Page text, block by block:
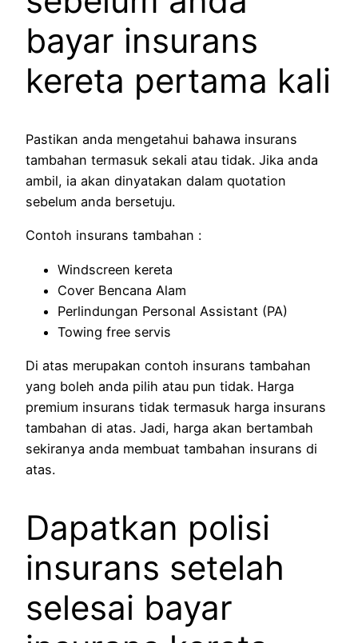
bayar insurans
kereta pertama kali
Pastikan anda mengetahui bahawa insurans
tambahan termasuk sekali atau tidak. Jika anda
ambil, ia akan dinyatakan dalam quotation
sebelum anda bersetuju.
Contoh insurans tambahan :
Windscreen kereta
Cover Bencana Alam
Perlindungan Personal Assistant (PA)
Towing free servis
Di atas merupakan contoh insurans tambahan
yang boleh anda pilih atau pun tidak. Harga
premium insurans tidak termasuk harga insurans
tambahan di atas. Jadi, harga akan bertambah
sekiranya anda membuat tambahan insurans di
atas.
Dapatkan polisi
insurans setelah
selesai bayar